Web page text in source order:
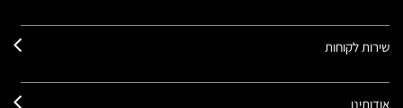
שירות לקוחות
אודותינו